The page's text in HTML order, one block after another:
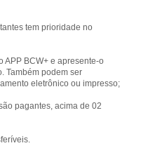
tem prioridade no
APP BCW+ e apresente-o
Também podem ser
eletrônico ou impresso;
pagantes, acima de 02